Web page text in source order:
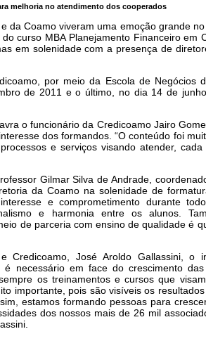
melhoria no atendimento dos cooperados
da Coamo viveram uma emoção grande no
curso MBA Planejamento Financeiro em
em solenidade com a presença de
por meio da Escola de Negócios
de 2011 e o último, no dia 14 de
o funcionário da Credicoamo Jairo
dos formandos. “O conteúdo foi
e serviços visando atender, cada
Gilmar Silva de Andrade,
da Coamo na solenidade de
e comprometimento durante
e harmonia entre os alunos.
de parceria com ensino de qualidade é
José Aroldo Gallassini, o
necessário em face do crescimento
os treinamentos e cursos que
importante, pois são visíveis os
estamos formando pessoas para
dos nossos mais de 26 mil